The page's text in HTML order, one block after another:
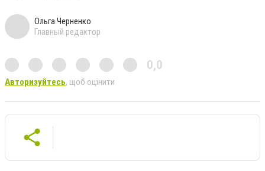
Ольга Черненко
Главный редактор
0,0
Авторизуйтесь, щоб оцінити